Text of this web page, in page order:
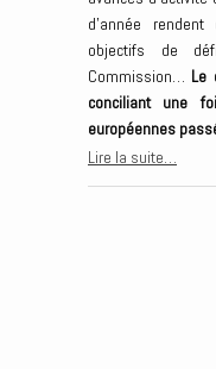
d’année
objectifs de
Commission… Le
conciliant une
européennes
Lire la suite…